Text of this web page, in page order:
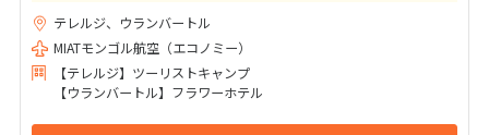
★ご出発41日前までの変更取消料は10,000円（目安額）！
高額なキャンセル料はかかりませんのでご安心下さい
テレルジ、ウランバートル
MIATモンゴル航空（エコノミー）
【テレルジ】ツーリストキャンプ
【ウランバートル】フラワーホテル